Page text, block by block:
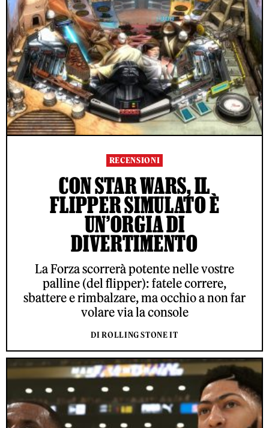
RECENSIONI
CON STAR WARS, IL
FLIPPER SIMULATO È
UN’ORGIA DI
DIVERTIMENTO
La Forza scorrerà potente nelle vostre
palline (del flipper): fatele correre,
sbattere e rimbalzare, ma occhio a non far
volare via la console
DI ROLLING STONE IT